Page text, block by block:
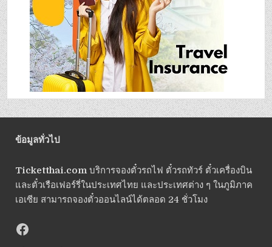
ข้อมูลทั่วไป
Ticketthai.comบริการจองตั๋วรถไฟ ตั๋วรถทัวร์ ตั๋วเครื่องบิน
และตั๋วเรือเฟอร์รี่ในประเทศไทย และประเทศต่าง ๆ ในภูมิภาค
เอเซีย สามารถจองตั๋วออนไลน์ได้ตลอด 24 ชั่วโมง